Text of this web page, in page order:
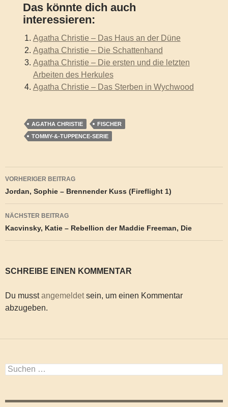
Das könnte dich auch
interessieren:
Agatha Christie – Das Haus an der Düne
Agatha Christie – Die Schattenhand
Agatha Christie – Die ersten und die letzten
Arbeiten des Herkules
Agatha Christie – Das Sterben in Wychwood
AGATHA CHRISTIE
FISCHER
TOMMY-&-TUPPENCE-SERIE
Beitragsnavigation
VORHERIGER BEITRAG
Jordan, Sophie – Brennender Kuss (Fireflight 1)
NÄCHSTER BEITRAG
Kacvinsky, Katie – Rebellion der Maddie Freeman, Die
SCHREIBE EINEN KOMMENTAR
Du musstangemeldetsein, um einen Kommentar
abzugeben.
Suchen
nach: